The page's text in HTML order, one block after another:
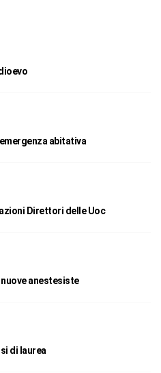
abitativa
Direttori delle Uoc
anestesiste
di laurea